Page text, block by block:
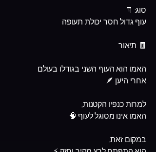
סוג: 🧾
עוף גדול חסר יכולת תעופה
🧾 תיאור
האמו הוא העוף השני בגודלו בעולם
אחרי היען 🪶
למרות כנפיו הקטנות,
האמו אינו מסוגל לעוף 🧠
במקום זאת,